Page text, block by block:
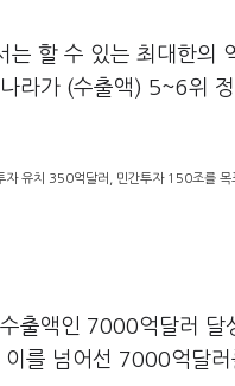
할 수 있는 최대한의
라가 (수출액) 5~6위
유치 350억달러, 민간투자 150조를
출액인 7000억달러
를 넘어선 7000억달러